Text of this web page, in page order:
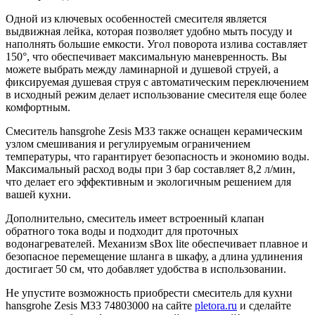
Одной из ключевых особенностей смесителя является
выдвижная лейка, которая позволяет удобно мыть посуду и
наполнять большие емкости. Угол поворота излива составляет
150°, что обеспечивает максимальную маневренность. Вы
можете выбрать между ламинарной и душевой струей, а
фиксируемая душевая струя с автоматическим переключением
в исходный режим делает использование смесителя еще более
комфортным.
Смеситель hansgrohe Zesis M33 также оснащен керамическим
узлом смешивания и регулируемым ограничением
температуры, что гарантирует безопасность и экономию воды.
Максимальный расход воды при 3 бар составляет 8,2 л/мин,
что делает его эффективным и экологичным решением для
вашей кухни.
Дополнительно, смеситель имеет встроенный клапан
обратного тока воды и подходит для проточных
водонагревателей. Механизм sBox lite обеспечивает плавное и
безопасное перемещение шланга в шкафу, а длина удлинения
достигает 50 см, что добавляет удобства в использовании.
Не упустите возможность приобрести смеситель для кухни
hansgrohe Zesis M33 74803000 на сайте pletora.ru и сделайте